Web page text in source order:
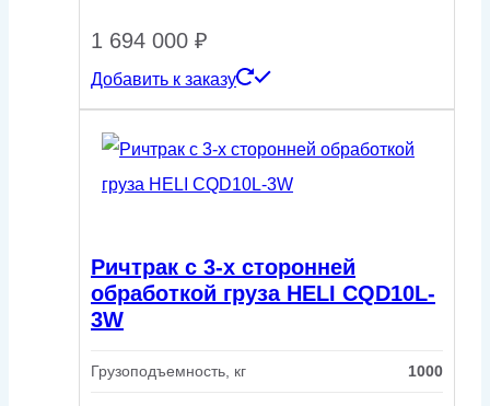
1 694 000 ₽
Добавить к заказу
Ричтрак с 3-х сторонней
обработкой груза HELI CQD10L-
3W
Грузоподъемность, кг 1000